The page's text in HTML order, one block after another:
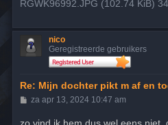
RGWK96992.JPG (102.74 KiB)
nico
Geregistreerde gebruikers
Re: Mijn dochter pikt m af en
Bza apr 13, 2024 10:47 am
zo vind ik hem dus wel eens niet